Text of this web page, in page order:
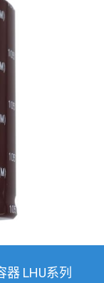
LHU系列